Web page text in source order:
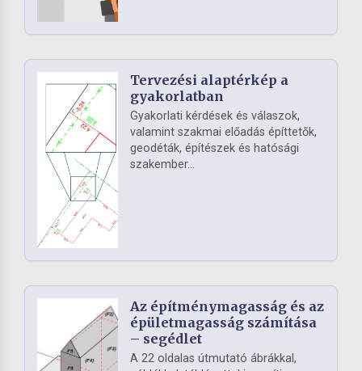
Tervezési alaptérkép a
gyakorlatban
Gyakorlati kérdések és válaszok,
valamint szakmai előadás építtetők,
geodéták, építészek és hatósági
szakember...
Az építménymagasság és az
épületmagasság számítása
– segédlet
A 22 oldalas útmutató ábrákkal,